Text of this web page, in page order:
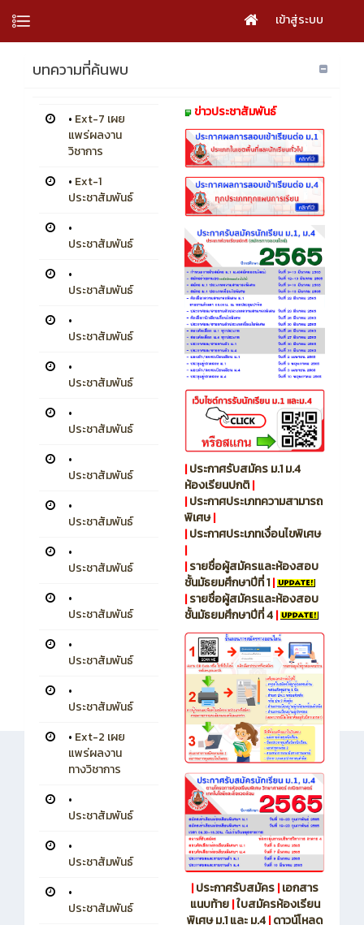
เข้าสู่ระบบ
บทความที่ค้นพบ
• Ext-7 เผย
แพร่ผลงาน
วิชาการ
• Ext-1
ประชาสัมพันธ์
•
ประชาสัมพันธ์
•
ประชาสัมพันธ์
•
ประชาสัมพันธ์
•
ประชาสัมพันธ์
•
ประชาสัมพันธ์
•
ประชาสัมพันธ์
•
ประชาสัมพันธ์
•
ประชาสัมพันธ์
•
ประชาสัมพันธ์
•
ประชาสัมพันธ์
•
ประชาสัมพันธ์
• Ext-2 เผย
แพร่ผลงาน
ทางวิชาการ
•
ประชาสัมพันธ์
•
ประชาสัมพันธ์
•
ประชาสัมพันธ์
ข่าวประชาสัมพันธ์
|ประกาศรับสมัคร ม.1 ม.4
ห้องเรียนปกติ|
|ประกาศประเภทความสามารถ
พิเศษ|
|ประกาศประเภทเงื่อนไขพิเศษ
|
|รายชื่อผู้สมัครและห้องสอบ
ชั้นมัธยมศึกษาปีที่ 1|
|รายชื่อผู้สมัครและห้องสอบ
ชั้นมัธยมศึกษาปีที่ 4|
|ประกาศรับสมัคร|เอกสาร
แนบท้าย|ใบสมัครห้องเรียน
พิเศษ ม.1 และ ม.4|ดาวน์โหลด